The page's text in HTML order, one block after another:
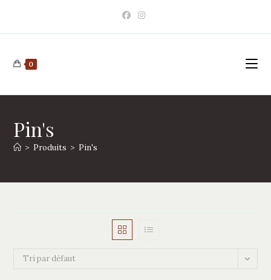
content
0
Pin's
> Produits > Pin's
Tri par défaut